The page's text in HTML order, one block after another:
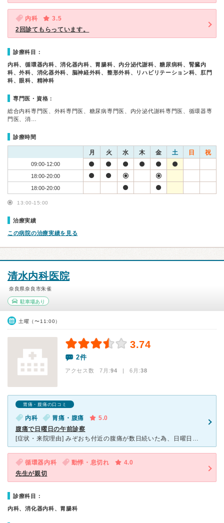
内科
3.5
2回診てもらっています。
診療科目：
内科、循環器内科、消化器内科、胃腸科、内分泌代謝科、糖尿病科、腎臓内
科、外科、消化器外科、脳神経外科、整形外科、リハビリテーション科、肛門
科、眼科、精神科
専門医・資格：
総合内科専門医、外科専門医、糖尿病専門医、内分泌代謝科専門医、循環器専
門医、消…
診療時間
月 火 水 木 金 土 日 祝
09:00-12:00
18:00-20:00
18:00-20:00
13:00-15:00
治療実績
この病院の治療実績を見る
清水内科医院
奈良県奈良市朱雀
駐車場あり
土曜（〜11:00）
3.74
2件
アクセス数 7月:94 | 6月:38
胃痛・腹痛の口コミ
内科 胃痛・腹痛
5.0
腹痛で日曜日の午前診察
[症状・来院理由] みぞおち付近の腹痛が数日続いた為、日曜日でも診療可能な医院を探しました。 [医師の診断・治療法] 診察室で問診と腹部の触診してもらいました。診断は胃・十二指腸のあたりが炎症等
循環器内科 動悸・息切れ
4.0
先生が親切
診療科目：
内科、消化器内科、胃腸科